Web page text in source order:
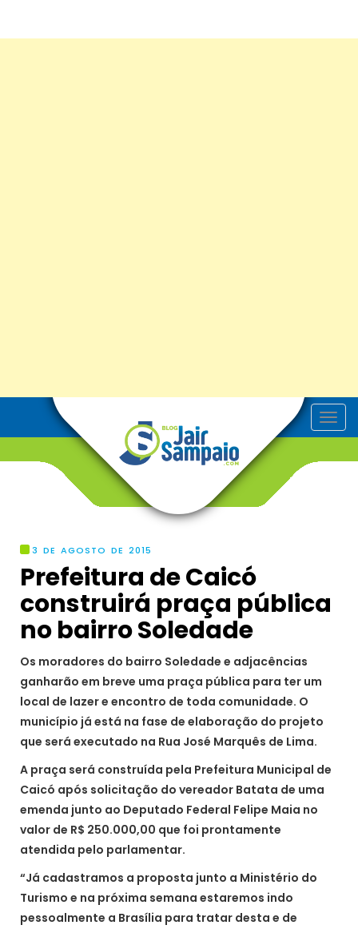
T
o
o
n
3 DE AGOSTO DE 2015
Prefeitura de Caicó
construirá praça pública
no bairro Soledade
Os moradores do bairro Soledade e adjacências
ganharão em breve uma praça pública para ter um
local de lazer e encontro de toda comunidade. O
município já está na fase de elaboração do projeto
que será executado na Rua José Marquês de Lima.
A praça será construída pela Prefeitura Municipal de
Caicó após solicitação do vereador Batata de uma
emenda junto ao Deputado Federal Felipe Maia no
valor de R$ 250.000,00 que foi prontamente
atendida pelo parlamentar.
“Já cadastramos a proposta junto a Ministério do
Turismo e na próxima semana estaremos indo
pessoalmente a Brasília para tratar desta e de